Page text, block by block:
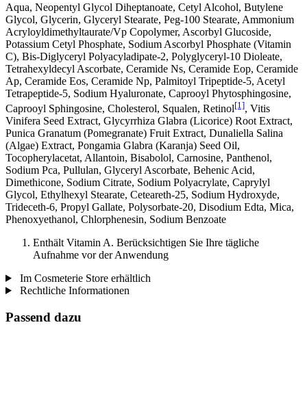
Aqua, Neopentyl Glycol Diheptanoate, Cetyl Alcohol, Butylene
Glycol, Glycerin, Glyceryl Stearate, Peg-100 Stearate, Ammonium
Acryloyldimethyltaurate/Vp Copolymer, Ascorbyl Glucoside,
Potassium Cetyl Phosphate, Sodium Ascorbyl Phosphate (Vitamin
C), Bis-Diglyceryl Polyacyladipate-2, Polyglyceryl-10 Dioleate,
Tetrahexyldecyl Ascorbate, Ceramide Ns, Ceramide Eop, Ceramide
Ap, Ceramide Eos, Ceramide Np, Palmitoyl Tripeptide-5, Acetyl
Tetrapeptide-5, Sodium Hyaluronate, Caprooyl Phytosphingosine,
Caprooyl Sphingosine, Cholesterol, Squalen, Retinol[1], Vitis
Vinifera Seed Extract, Glycyrrhiza Glabra (Licorice) Root Extract,
Punica Granatum (Pomegranate) Fruit Extract, Dunaliella Salina
(Algae) Extract, Pongamia Glabra (Karanja) Seed Oil,
Tocopherylacetat, Allantoin, Bisabolol, Carnosine, Panthenol,
Sodium Pca, Pullulan, Glyceryl Ascorbate, Behenic Acid,
Dimethicone, Sodium Citrate, Sodium Polyacrylate, Caprylyl
Glycol, Ethylhexyl Stearate, Ceteareth-25, Sodium Hydroxyde,
Trideceth-6, Propyl Gallate, Polysorbate-20, Disodium Edta, Mica,
Phenoxyethanol, Chlorphenesin, Sodium Benzoate
Enthält Vitamin A. Berücksichtigen Sie Ihre tägliche
Aufnahme vor der Anwendung
Im Cosmeterie Store erhältlich
Rechtliche Informationen
Passend dazu